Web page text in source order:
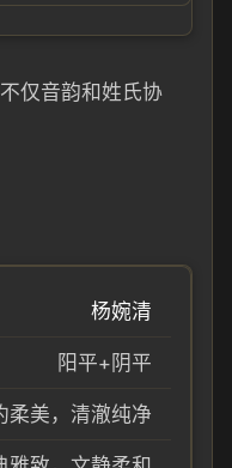
仅音韵和姓氏协
杨婉清
阳平+阴平
柔美，清澈纯净